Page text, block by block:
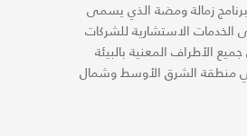
زمالة ومضة الذي يسمى
الاستشارية للشركات
الأطراف المعنية بالبيئة
منطقة الشرق الأوسط وشمال